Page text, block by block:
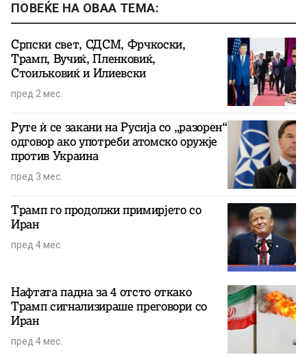
ПОВЕЌЕ НА ОВАА ТЕМА:
Српски свет, СДСМ, Фрчкоски,
Трамп, Вучиќ, Пленковиќ,
Стоиљковиќ и Илиевски
пред 2 мес.
Руте ѝ се закани на Русија со „разорен“
одговор ако употреби атомско оружје
против Украина
пред 3 мес.
Трамп го продолжи примирјето со
Иран
пред 4 мес.
Нафтата падна за 4 отсто откако
Трамп сигнализираше преговори со
Иран
пред 4 мес.